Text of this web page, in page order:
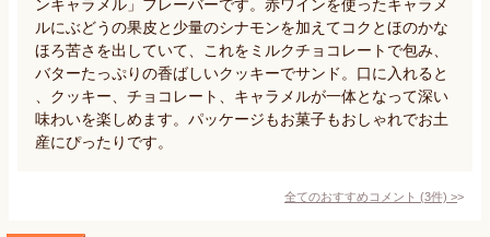
ンキャラメル」フレーバーです。赤ワインを使ったキャラメ
ルにぶどうの果皮と少量のシナモンを加えてコクとほのかな
ほろ苦さを出していて、これをミルクチョコレートで包み、
バターたっぷりの香ばしいクッキーでサンド。口に入れると
、クッキー、チョコレート、キャラメルが一体となって深い
味わいを楽しめます。パッケージもお菓子もおしゃれでお土
産にぴったりです。
全てのおすすめコメント (3件) >